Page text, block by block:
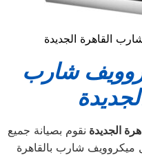
القاهرة الجديدة
شارب
الجديدة نقوم بصيانة جميع
ميكروويف شارب بالقاهرة